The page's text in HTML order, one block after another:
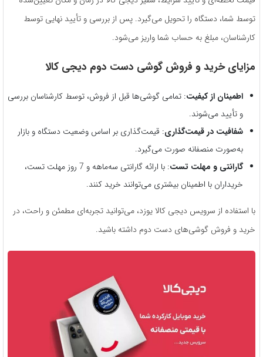
توسط شما، دستگاه را تحویل می‌گیرد. پس از بررسی و تأیید نهایی توسط
کارشناسان، مبلغ به حساب شما واریز می‌شود.
مزایای خرید و فروش گوشی دست دوم دیجی کالا
اطمینان از کیفیت: تمامی گوشی‌ها قبل از فروش، توسط کارشناسان بررسی
و تأیید می‌شوند.
شفافیت در قیمت‌گذاری: قیمت‌گذاری بر اساس وضعیت دستگاه و بازار
به‌صورت منصفانه صورت می‌گیرد.
گارانتی و مهلت تست
: با ارائه گارانتی سه‌ماهه و 7 روز مهلت تست،
خریداران با اطمینان بیشتری می‌توانند خرید کنند.
با استفاده از سرویس دیجی کالا یوزد، می‌توانید تجربه‌ای مطمئن و راحت، در
خرید و فروش گوشی‌های دست دوم داشته باشید.